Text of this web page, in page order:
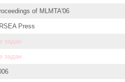
of MLMTA'06
Press
задан
задан